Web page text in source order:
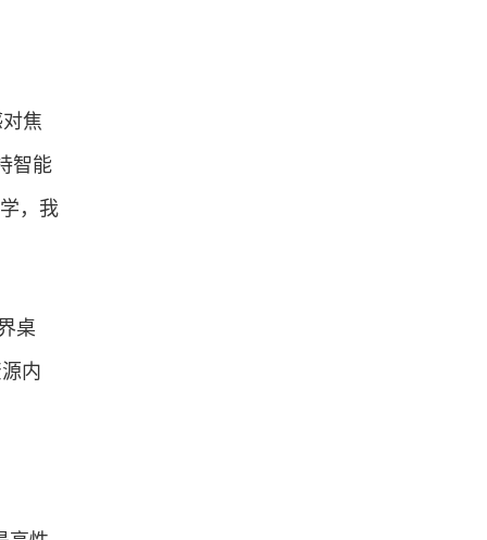
焦
智能
，我
桌
内